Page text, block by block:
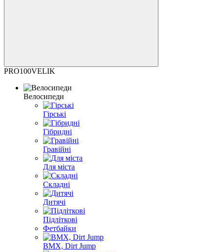
PRO100VELIK
Велосипеди
Гірські
Гібридні
Гравійні
Для міста
Складні
Дитячі
Підліткові
Фетбайки
BMX, Dirt Jump